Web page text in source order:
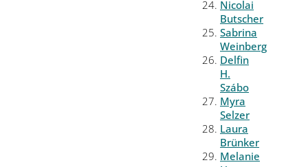
Nicolai
Butscher
Sabrina
Weinberg
Delfin
H.
Szábo
Myra
Selzer
Laura
Brünker
Melanie